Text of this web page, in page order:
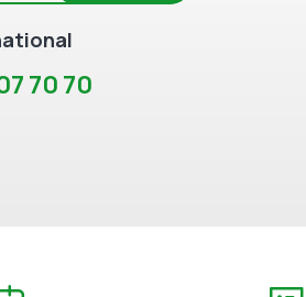
70 70